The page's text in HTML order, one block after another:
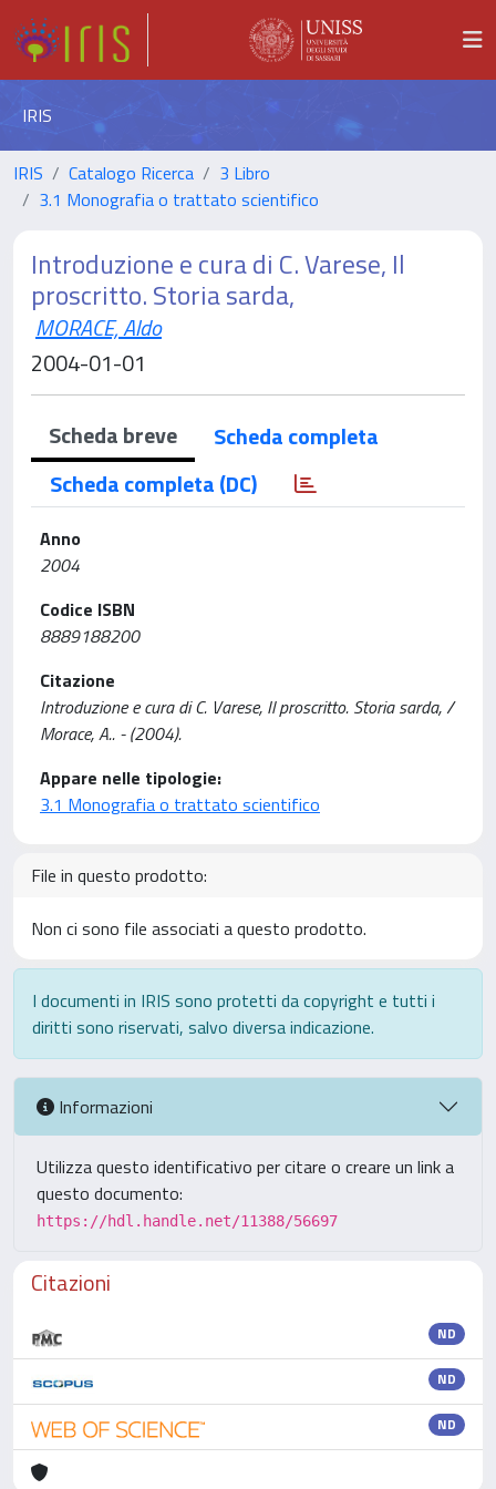
IRIS
IRIS Catalogo Ricerca
3 Libro
3.1 Monografia o trattato scientifico
Introduzione e cura di C. Varese, Il
proscritto. Storia sarda,
MORACE, Aldo
2004-01-01
Scheda breve
Scheda completa
Scheda completa (DC)
Anno
2004
Codice ISBN
8889188200
Citazione
Introduzione e cura di C. Varese, Il proscritto. Storia sarda, /
Morace, A.. - (2004).
Appare nelle tipologie:
3.1 Monografia o trattato scientifico
File in questo prodotto:
Non ci sono file associati a questo prodotto.
I documenti in IRIS sono protetti da copyright e tutti i
diritti sono riservati, salvo diversa indicazione.
Informazioni
Utilizza questo identificativo per citare o creare un link a
questo documento:
https://hdl.handle.net/11388/56697
Citazioni
ND
ND
ND